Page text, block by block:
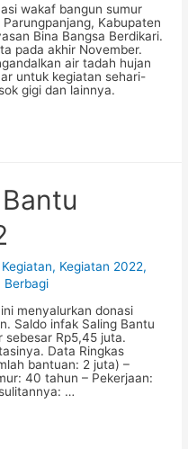
wakaf bangun sumur
Kabupaten
Bina Bangsa Berdikari.
pada akhir November.
air tadah hujan
untuk kegiatan sehari-
gigi dan lainnya.
, Kegiatan 2022,
Berbagi
menyalurkan donasi
Saldo infak Saling Bantu
sebesar Rp5,45 juta.
Data Ringkas
bantuan: 2 juta) –
40 tahun – Pekerjaan:
…